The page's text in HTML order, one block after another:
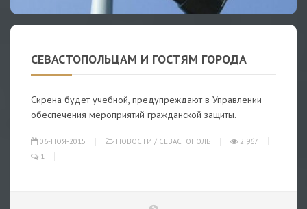
СЕВАСТОПОЛЬЦАМ И ГОСТЯМ ГОРОДА
Сирена будет учебной, предупреждают в Управлении
обеспечения мероприятий гражданской защиты.
06-НОЯ-2015 НОВОСТИ / СЕВАСТОПОЛЬ
2 967
1